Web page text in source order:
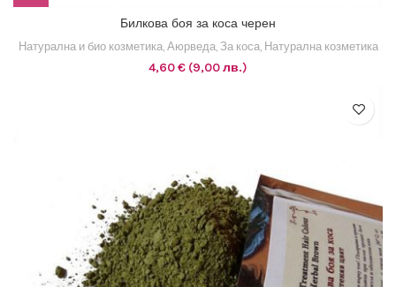
Билкова боя за коса черен
Натурална и био козметика, Аюрведа, За коса, Натурална козметика
4,60€ (9,00 лв.)